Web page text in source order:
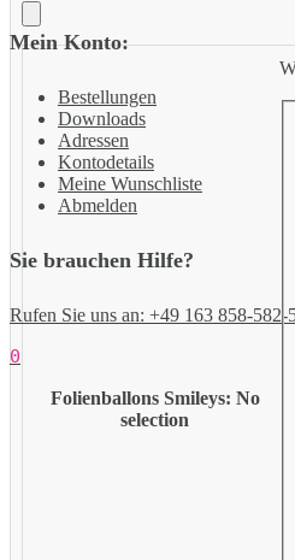
Mein Konto:
Bestellungen
Downloads
Adressen
Kontodetails
Meine Wunschliste
Abmelden
Sie brauchen Hilfe?
Rufen Sie uns an: +49 163 858-582-
0
Folienballons Smileys: No
selection